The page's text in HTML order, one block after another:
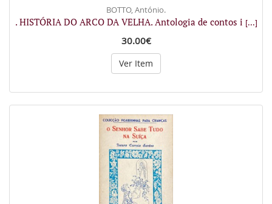
BOTTO, António.
. HISTÓRIA DO ARCO DA VELHA. Antologia de contos i [...]
30.00€
Ver Item